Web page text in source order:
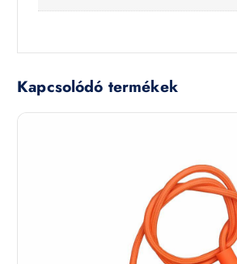
Kapcsolódó termékek